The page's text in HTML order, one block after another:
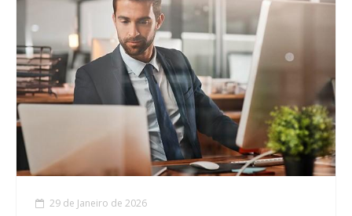
29 de Janeiro de 2026